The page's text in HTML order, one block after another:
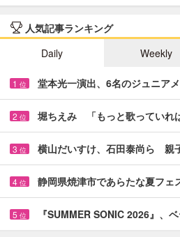
人気記事ランキング
Daily
Weekly
1 位 堂本光一演出、6名のジュニア
2 位 堀ちえみ 「もっと歌っていれ
3 位 横山だいすけ、石田泰尚ら 親
4 位 静岡県焼津市であらたな夏フ
5 位 『SUMMER SONIC 2026』、